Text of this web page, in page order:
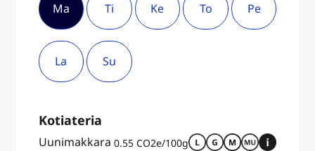
Ma Ti Ke To Pe
La Su
Kotiateria
Uunimakkara 0.55 CO2e/100g